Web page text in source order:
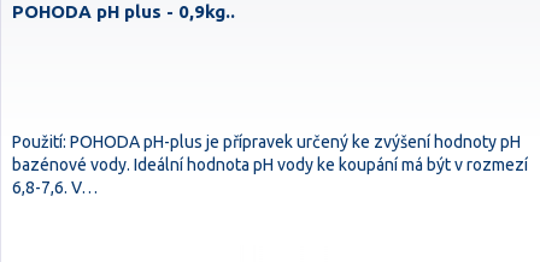
POHODA pH plus - 0,9kg..
Použití: POHODA pH-plus je přípravek určený ke zvýšení hodnoty pH
bazénové vody. Ideální hodnota pH vody ke koupání má být v rozmezí
6,8-7,6. V…